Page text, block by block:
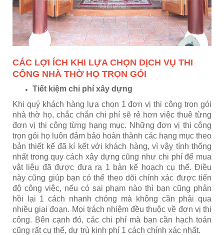
CÁC LỢI ÍCH KHI LỰA CHỌN DỊCH VỤ THI
CÔNG NHÀ THỜ HỌ TRỌN GÓI
Tiết kiệm chi phí xây dựng
Khi quý khách hàng lựa chọn 1 đơn vị thi công trọn gói
nhà thờ họ, chắc chắn chi phí sẽ rẻ hơn việc thuê từng
đơn vị thi công từng hạng mục. Những đơn vị thi công
trọn gói họ luôn đảm bảo hoàn thành các hạng mục theo
bản thiết kế đã kí kết với khách hàng, vì vậy tính thống
nhất trong quy cách xây dựng cũng như chi phí để mua
vật liệu đã được đưa ra 1 bản kế hoạch cụ thể. Điều
này cũng giúp bạn có thể theo dõi chính xác được tiến
độ công việc, nếu có sai phạm nào thì bạn cũng phản
hồi lại 1 cách nhanh chóng mà không cần phải qua
nhiều giai đoạn. Mọi trách nhiệm đều thuộc về đơn vị thi
công. Bên cạnh đó, các chi phí mà bạn cần hạch toán
cũng rất cụ thể, dự trù kinh phí 1 cách chính xác nhất.